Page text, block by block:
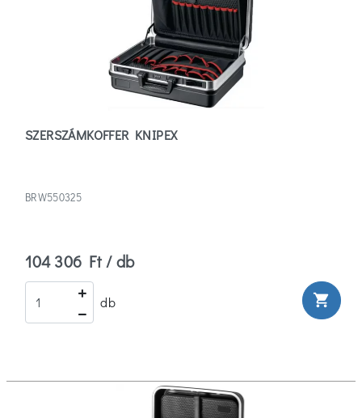
SZERSZÁMKOFFER KNIPEX
BRW550325
104 306 Ft / db
db shopping_cart